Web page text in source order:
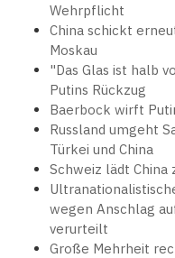
Wehrpflicht
China schickt
Moskau
"Das Glas ist halb
Putins Rückzug
Baerbock wirft
Russland umgeht
Türkei und China
Schweiz lädt China
wegen Anschlag
verurteilt
Große Mehrheit